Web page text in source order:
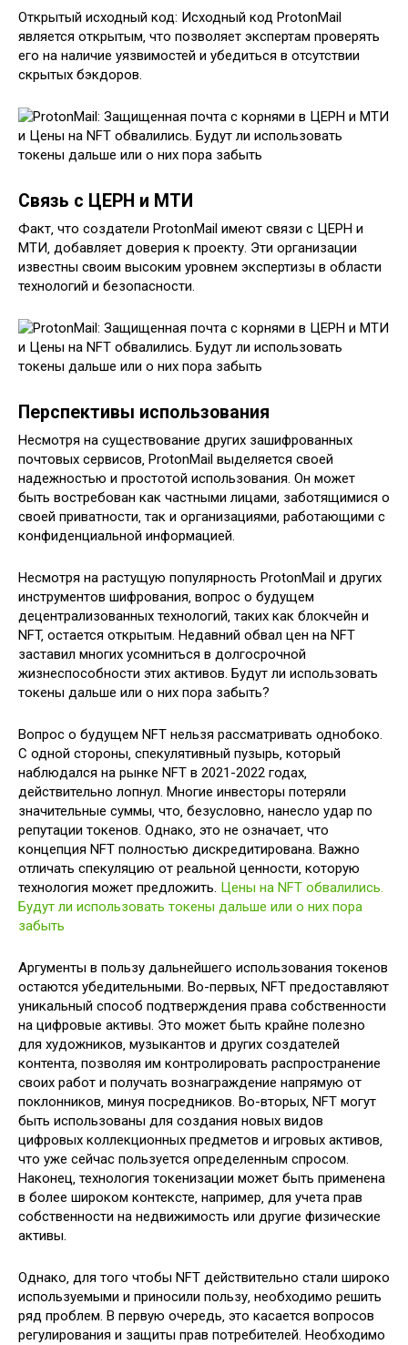
Открытый исходный код: Исходный код ProtonMail
является открытым‚ что позволяет экспертам проверять
его на наличие уязвимостей и убедиться в отсутствии
скрытых бэкдоров.
Связь с ЦЕРН и МТИ
Факт‚ что создатели ProtonMail имеют связи с ЦЕРН и
МТИ‚ добавляет доверия к проекту. Эти организации
известны своим высоким уровнем экспертизы в области
технологий и безопасности.
Перспективы использования
Несмотря на существование других зашифрованных
почтовых сервисов‚ ProtonMail выделяется своей
надежностью и простотой использования. Он может
быть востребован как частными лицами‚ заботящимися о
своей приватности‚ так и организациями‚ работающими с
конфиденциальной информацией.
Несмотря на растущую популярность ProtonMail и других
инструментов шифрования‚ вопрос о будущем
децентрализованных технологий‚ таких как блокчейн и
NFT‚ остается открытым. Недавний обвал цен на NFT
заставил многих усомниться в долгосрочной
жизнеспособности этих активов. Будут ли использовать
токены дальше или о них пора забыть?
Вопрос о будущем NFT нельзя рассматривать однобоко.
С одной стороны‚ спекулятивный пузырь‚ который
наблюдался на рынке NFT в 2021-2022 годах‚
действительно лопнул. Многие инвесторы потеряли
значительные суммы‚ что‚ безусловно‚ нанесло удар по
репутации токенов. Однако‚ это не означает‚ что
концепция NFT полностью дискредитирована. Важно
отличать спекуляцию от реальной ценности‚ которую
технология может предложить. Цены на NFT обвалились.
Будут ли использовать токены дальше или о них пора
забыть
Аргументы в пользу дальнейшего использования токенов
остаются убедительными. Во-первых‚ NFT предоставляют
уникальный способ подтверждения права собственности
на цифровые активы. Это может быть крайне полезно
для художников‚ музыкантов и других создателей
контента‚ позволяя им контролировать распространение
своих работ и получать вознаграждение напрямую от
поклонников‚ минуя посредников. Во-вторых‚ NFT могут
быть использованы для создания новых видов
цифровых коллекционных предметов и игровых активов‚
что уже сейчас пользуется определенным спросом.
Наконец‚ технология токенизации может быть применена
в более широком контексте‚ например‚ для учета прав
собственности на недвижимость или другие физические
активы.
Однако‚ для того чтобы NFT действительно стали широко
используемыми и приносили пользу‚ необходимо решить
ряд проблем. В первую очередь‚ это касается вопросов
регулирования и защиты прав потребителей. Необходимо